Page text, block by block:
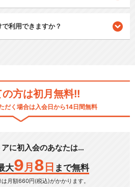
利用できますか？
方は初月無料!!
だく場合は入会日から14日間無料
に初入会のあなたは…
大9 月 8 日 まで無料
月額660円(税込)がかかります。